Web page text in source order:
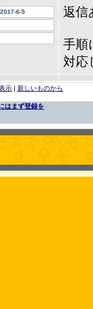
2017-6-5
返信
手順
対応
示 | 新しいものから
はまず登録を